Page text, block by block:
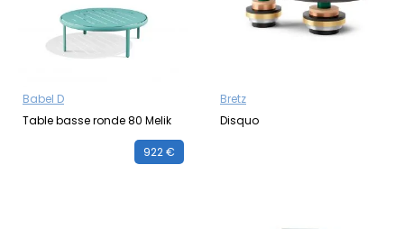
Babel D
Table basse ronde 80 Melik
922 €
Bretz
Disquo